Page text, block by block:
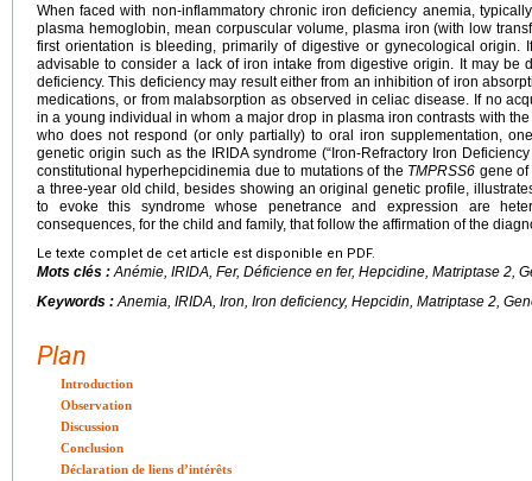
When faced with non-inflammatory chronic iron deficiency anemia,
plasma hemoglobin, mean corpuscular volume, plasma iron (with low
first orientation is bleeding, primarily of digestive or gynecological origin.
advisable to consider a lack of iron intake from digestive origin. It may be
deficiency. This deficiency may result either from an inhibition of iron
medications, or from malabsorption as observed in celiac disease. If no
in a young individual in whom a major drop in plasma iron contrasts with
who does not respond (or only partially) to oral iron supplementation,
genetic origin such as the IRIDA syndrome (“Iron-Refractory Iron
constitutional hyperhepcidinemia due to mutations of the TMPRSS6 gene of
a three-year old child, besides showing an original genetic profile,
to evoke this syndrome whose penetrance and expression are
consequences, for the child and family, that follow the affirmation of the
Le texte complet de cet article est disponible en PDF.
Mots clés : Anémie, IRIDA, Fer, Déficience en fer, Hepcidine, Matriptase 2,
Keywords : Anemia, IRIDA, Iron, Iron deficiency, Hepcidin, Matriptase 2,
Plan
Introduction
Observation
Discussion
Conclusion
Déclaration de liens d’intérêts